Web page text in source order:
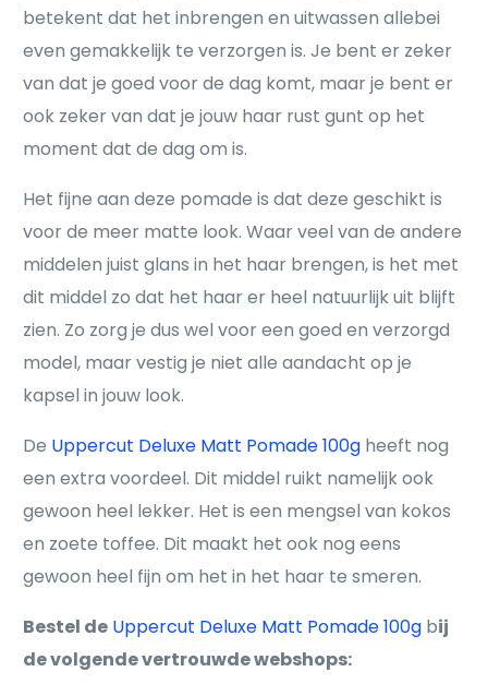
betekent dat het inbrengen en uitwassen allebei
even gemakkelijk te verzorgen is. Je bent er zeker
van dat je goed voor de dag komt, maar je bent er
ook zeker van dat je jouw haar rust gunt op het
moment dat de dag om is.
Het fijne aan deze pomade is dat deze geschikt is
voor de meer matte look. Waar veel van de andere
middelen juist glans in het haar brengen, is het met
dit middel zo dat het haar er heel natuurlijk uit blijft
zien. Zo zorg je dus wel voor een goed en verzorgd
model, maar vestig je niet alle aandacht op je
kapsel in jouw look.
De Uppercut Deluxe Matt Pomade 100g heeft nog
een extra voordeel. Dit middel ruikt namelijk ook
gewoon heel lekker. Het is een mengsel van kokos
en zoete toffee. Dit maakt het ook nog eens
gewoon heel fijn om het in het haar te smeren.
Bestel de Uppercut Deluxe Matt Pomade 100g bij
de volgende vertrouwde webshops: